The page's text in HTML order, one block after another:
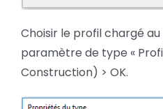
Choisir le profil chargé
paramètre de type «
Construction) > OK.